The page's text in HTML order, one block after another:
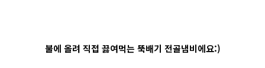
불에 올려 직접 끓여먹는 뚝배기 전골냄비에요:)